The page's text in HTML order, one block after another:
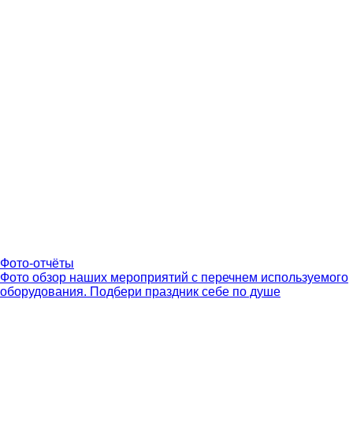
Фото-отчёты
Фото обзор наших мероприятий с перечнем используемого
оборудования. Подбери праздник себе по душе